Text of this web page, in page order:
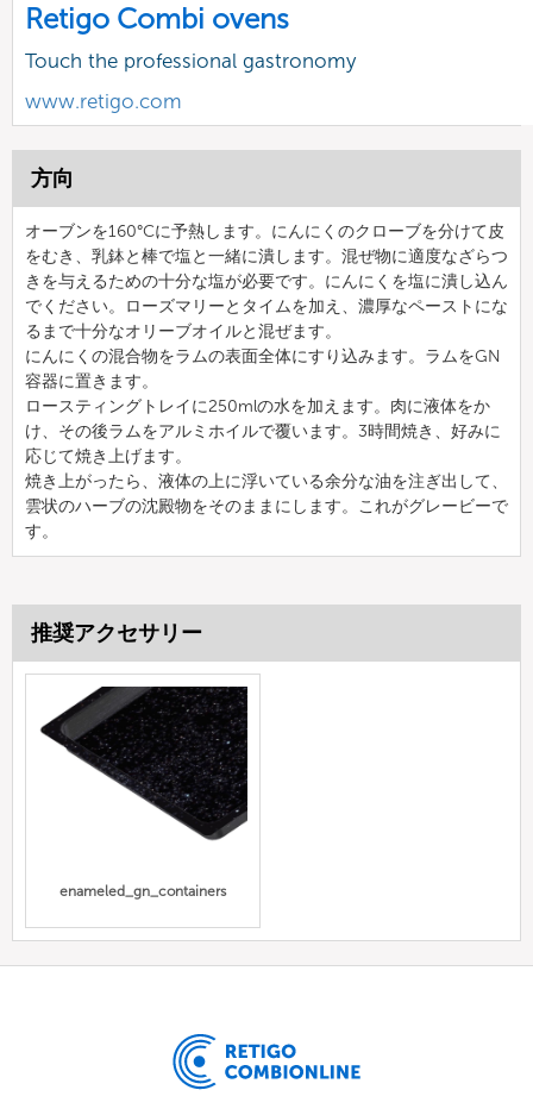
Retigo Combi ovens
Touch the professional gastronomy
www.retigo.com
方向
オーブンを160°Cに予熱します。にんにくのクローブを分けて皮
をむき、乳鉢と棒で塩と一緒に潰します。混ぜ物に適度なざらつ
きを与えるための十分な塩が必要です。にんにくを塩に潰し込ん
でください。ローズマリーとタイムを加え、濃厚なペーストにな
るまで十分なオリーブオイルと混ぜます。
にんにくの混合物をラムの表面全体にすり込みます。ラムをGN
容器に置きます。
ロースティングトレイに250mlの水を加えます。肉に液体をか
け、その後ラムをアルミホイルで覆います。3時間焼き、好みに
応じて焼き上げます。
焼き上がったら、液体の上に浮いている余分な油を注ぎ出して、
雲状のハーブの沈殿物をそのままにします。これがグレービーで
す。
推奨アクセサリー
enameled_gn_containers